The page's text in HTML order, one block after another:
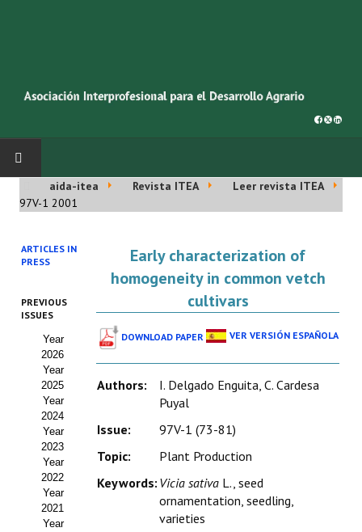
INICIO
Cincuentenario AIDA
Organigrama
Estatutos
Hacerse socio
Noticias
Galería de Fotos
Web AIDA 2.0
aida-itea Revista ITEA
Leer revista ITEA
97V-1 2001
ARTICLES IN
PRESS
PREVIOUS
ISSUES
Year
2026
Year
2025
Year
2024
Year
2023
Year
2022
Year
2021
Year
Early characterization of
homogeneity in common vetch
cultivars
DOWNLOAD PAPER VER VERSIÓN ESPAÑOLA
Authors:
I. Delgado Enguita, C. Cardesa
Puyal
Issue:
97V-1 (73-81)
Topic:
Plant Production
Keywords: Vicia sativa L., seed
ornamentation, seedling,
varieties